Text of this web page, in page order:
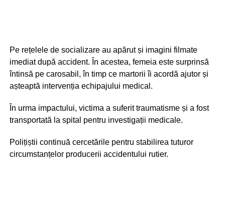
Pe rețelele de socializare au apărut și imagini filmate
imediat după accident. În acestea, femeia este surprinsă
întinsă pe carosabil, în timp ce martorii îi acordă ajutor și
așteaptă intervenția echipajului medical.
În urma impactului, victima a suferit traumatisme și a fost
transportată la spital pentru investigații medicale.
Polițiștii continuă cercetările pentru stabilirea tuturor
circumstanțelor producerii accidentului rutier.